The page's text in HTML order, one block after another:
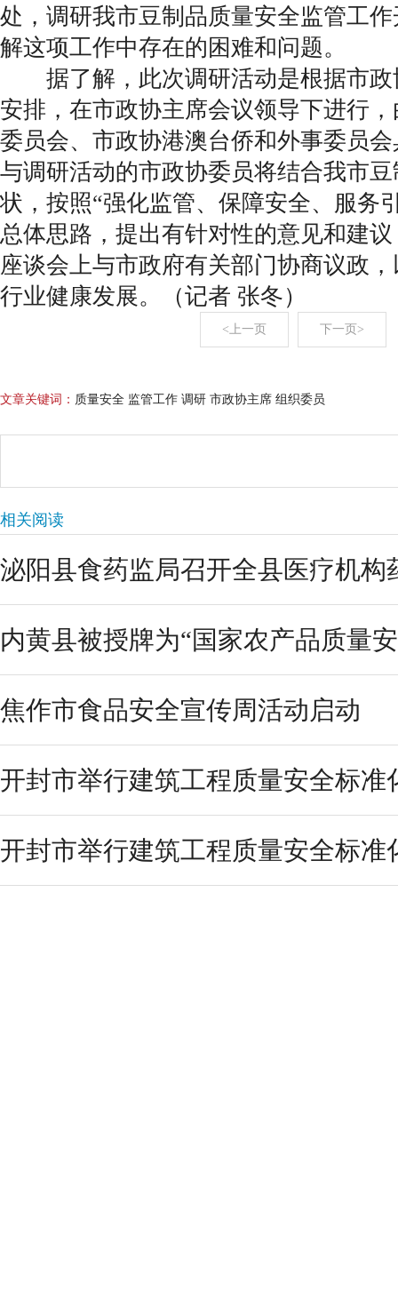
处，调研我市豆制品质量安全监管工
解这项工作中存在的困难和问题。
据了解，此次调研活动是根据市政
安排，在市政协主席会议领导下进行
委员会、市政协港澳台侨和外事委员
与调研活动的市政协委员将结合我市
状，按照“强化监管、保障安全、服务
总体思路，提出有针对性的意见和建
座谈会上与市政府有关部门协商议政
行业健康发展。（记者 张冬）
<上一页 下一页>
文章关键词： 质量安全 监管工作 调研 市政协主席 组织委员
相关阅读
泌阳县食药监局召开全县医疗机构
内黄县被授牌为“国家农产品质量
焦作市食品安全宣传周活动启动
开封市举行建筑工程质量安全标准
开封市举行建筑工程质量安全标准